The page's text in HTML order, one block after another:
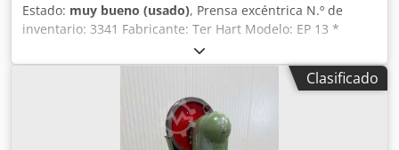
Estado: muy bueno (usado), Prensa excéntrica N.º de
inventario: 3341 Fabricante: Ter Hart Modelo: EP 13 *
Fuerza de prensado: 13 toneladas * Ajuste de carrera: 5-50
mm * Ajuste del pistón: 35 mm * Dimensiones de la mesa:
330 x 230 mm * Altura de instalación: 200 mm * Salida:
115 mm * Control por pedal/manual * Protección por
pantalla (manual) Crsdpfx Ahezi Erhetsf * Peso: 520 kg
Clasificado